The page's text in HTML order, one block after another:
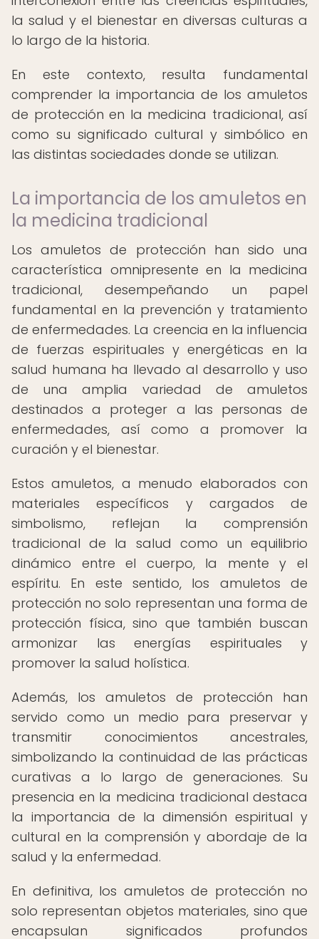
la salud y el bienestar en diversas culturas a
lo largo de la historia.
En este contexto, resulta fundamental
comprender la importancia de los amuletos
de protección en la medicina tradicional, así
como su significado cultural y simbólico en
las distintas sociedades donde se utilizan.
La importancia de los amuletos en
la medicina tradicional
Los amuletos de protección han sido una
característica omnipresente en la medicina
tradicional, desempeñando un papel
fundamental en la prevención y tratamiento
de enfermedades. La creencia en la influencia
de fuerzas espirituales y energéticas en la
salud humana ha llevado al desarrollo y uso
de una amplia variedad de amuletos
destinados a proteger a las personas de
enfermedades, así como a promover la
curación y el bienestar.
Estos amuletos, a menudo elaborados con
materiales específicos y cargados de
simbolismo, reflejan la comprensión
tradicional de la salud como un equilibrio
dinámico entre el cuerpo, la mente y el
espíritu. En este sentido, los amuletos de
protección no solo representan una forma de
protección física, sino que también buscan
armonizar las energías espirituales y
promover la salud holística.
Además, los amuletos de protección han
servido como un medio para preservar y
transmitir conocimientos ancestrales,
simbolizando la continuidad de las prácticas
curativas a lo largo de generaciones. Su
presencia en la medicina tradicional destaca
la importancia de la dimensión espiritual y
cultural en la comprensión y abordaje de la
salud y la enfermedad.
En definitiva, los amuletos de protección no
solo representan objetos materiales, sino que
encapsulan significados profundos